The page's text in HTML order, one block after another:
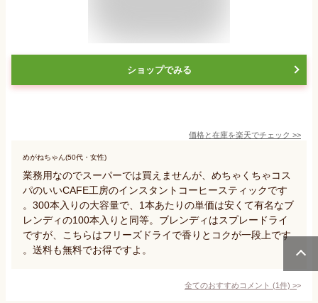
ショップでみる
価格と在庫を楽天でチェック >>
めがねちゃん(50代・女性)
業務用なのでスーパーでは買えませんが、めちゃくちゃコス
パのいいCAFE工房のインスタントコーヒースティックです
。300本入りの大容量で、1本あたりの単価は安くて有名なブ
レンディの100本入りと同等。ブレンディはスプレードライ
ですが、こちらはフリーズドライで香りとコクが一段上です
。送料も無料でお得ですよ。
全てのおすすめコメント (1件) >